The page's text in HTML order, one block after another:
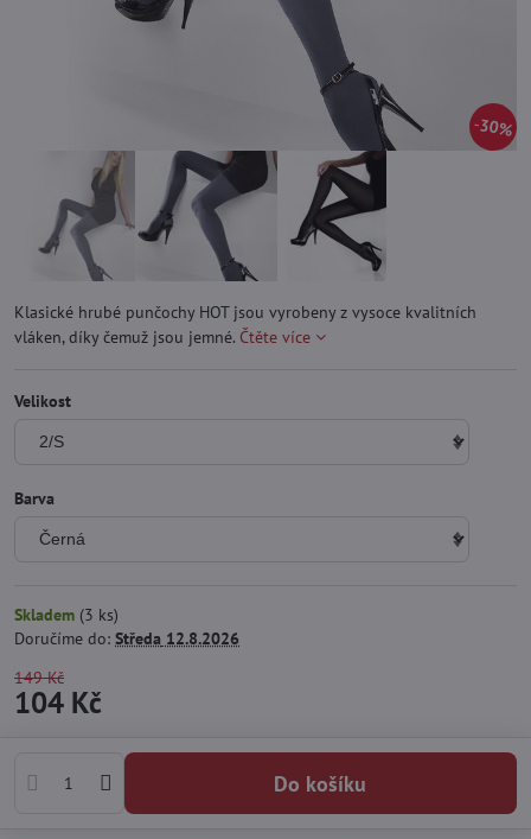
30%
Klasické hrubé punčochy HOT jsou vyrobeny z vysoce kvalitních
vláken, díky čemuž jsou jemné. Čtěte více
Velikost
Barva
Skladem (3 ks)
Doručíme do: Středa 12.8.2026
149 Kč
104 Kč
Do košíku